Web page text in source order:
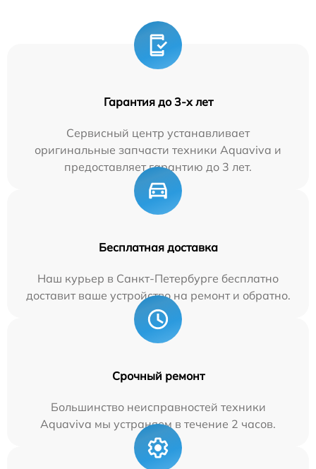
Гарантия до 3-х лет
Сервисный центр устанавливает
оригинальные запчасти техники Aquaviva и
предоставляет гарантию до 3 лет.
Бесплатная доставка
Наш курьер в Санкт-Петербурге бесплатно
доставит ваше устройство на ремонт и обратно.
Срочный ремонт
Большинство неисправностей техники
Aquaviva мы устраняем в течение 2 часов.